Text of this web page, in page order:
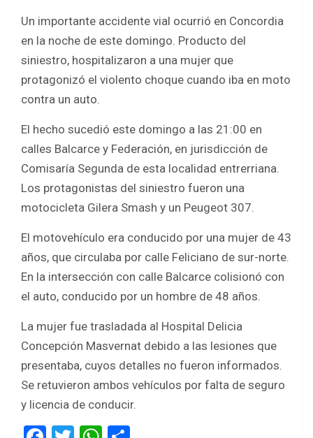
ce
b
o
o
k
tt
er
at
s
A
p
ar
e
Un importante accidente vial ocurrió en Concordia
en la noche de este domingo. Producto del
siniestro, hospitalizaron a una mujer que
protagonizó el violento choque cuando iba en moto
contra un auto.
El hecho sucedió este domingo a las 21:00 en
calles Balcarce y Federación, en jurisdicción de
Comisaría Segunda de esta localidad entrerriana.
Los protagonistas del siniestro fueron una
motocicleta Gilera Smash y un Peugeot 307.
El motovehículo era conducido por una mujer de 43
años, que circulaba por calle Feliciano de sur-norte.
En la intersección con calle Balcarce colisionó con
el auto, conducido por un hombre de 48 años.
La mujer fue trasladada al Hospital Delicia
Concepción Masvernat debido a las lesiones que
presentaba, cuyos detalles no fueron informados.
Se retuvieron ambos vehículos por falta de seguro
y licencia de conducir.